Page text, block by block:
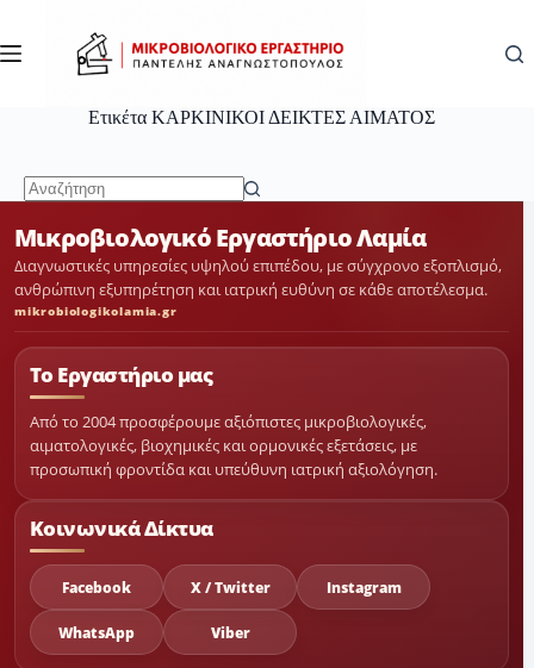
περιεχόμενο
Ετικέτα ΚΑΡΚΙΝΙΚΟΙ ΔΕΙΚΤΕΣ ΑΙΜΑΤΟΣ
results
Μικροβιολογικό Εργαστήριο Λαμία
Διαγνωστικές υπηρεσίες υψηλού επιπέδου, με σύγχρονο εξοπλισμό,
ανθρώπινη εξυπηρέτηση και ιατρική ευθύνη σε κάθε αποτέλεσμα.
mikrobiologikolamia.gr
Το Εργαστήριο μας
Από το 2004 προσφέρουμε αξιόπιστες μικροβιολογικές,
αιματολογικές, βιοχημικές και ορμονικές εξετάσεις, με
προσωπική φροντίδα και υπεύθυνη ιατρική αξιολόγηση.
Κοινωνικά Δίκτυα
Facebook X / Twitter Instagram
WhatsApp Viber